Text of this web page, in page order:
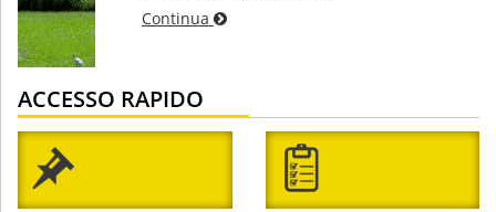
Continua
ACCESSO RAPIDO